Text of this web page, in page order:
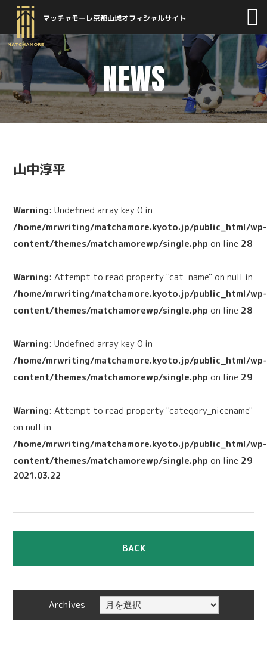
マッチャモーレ京都山城オフィシャルサイト
NEWS
山中淳平
Warning: Undefined array key 0 in
/home/mrwriting/matchamore.kyoto.jp/public_html/wp-
content/themes/matchamorewp/single.php on line 28
Warning: Attempt to read property "cat_name" on null in
/home/mrwriting/matchamore.kyoto.jp/public_html/wp-
content/themes/matchamorewp/single.php on line 28
Warning: Undefined array key 0 in
/home/mrwriting/matchamore.kyoto.jp/public_html/wp-
content/themes/matchamorewp/single.php on line 29
Warning: Attempt to read property "category_nicename"
on null in
/home/mrwriting/matchamore.kyoto.jp/public_html/wp-
content/themes/matchamorewp/single.php on line 29
2021.03.22
BACK
Archives